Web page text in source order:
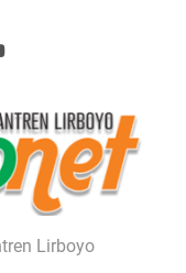
Lirboyo